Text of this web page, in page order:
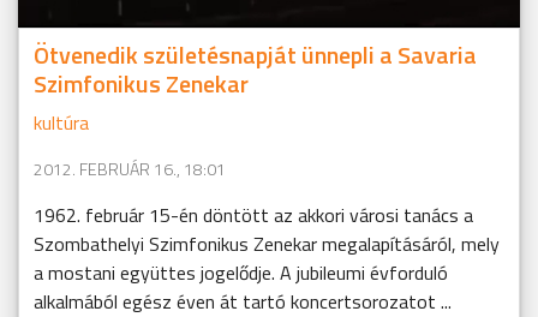
Ötvenedik születésnapját ünnepli a Savaria
Szimfonikus Zenekar
kultúra
2012. FEBRUÁR 16., 18:01
1962. február 15-én döntött az akkori városi tanács a
Szombathelyi Szimfonikus Zenekar megalapításáról, mely
a mostani együttes jogelődje. A jubileumi évforduló
alkalmából egész éven át tartó koncertsorozatot ...